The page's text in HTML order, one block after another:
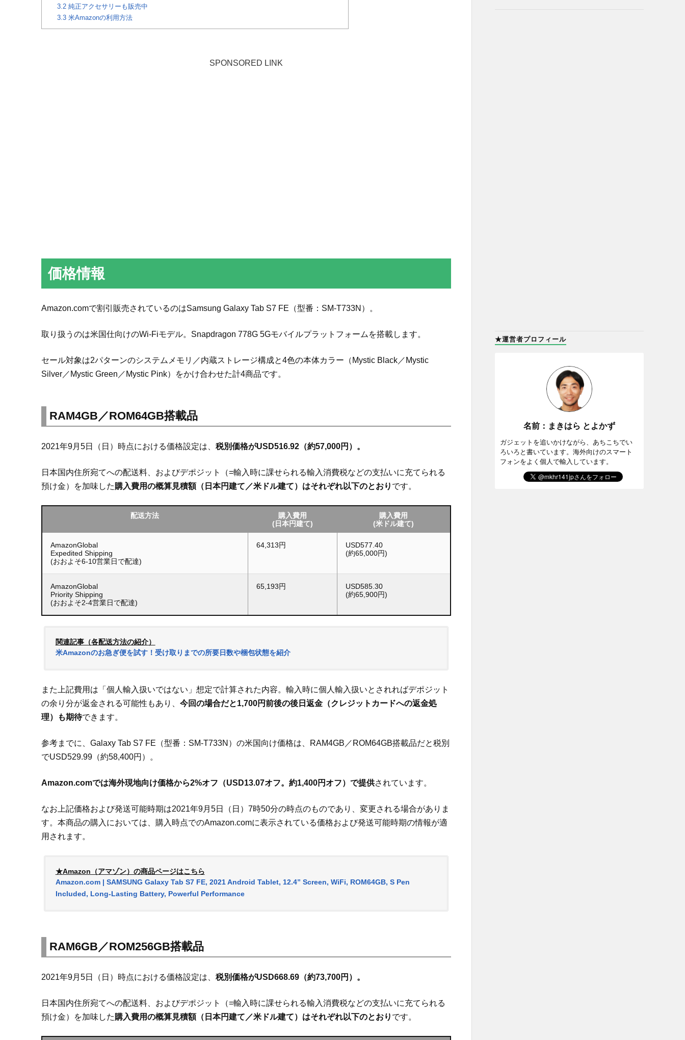
3.2純正アクセサリーも販売中
3.3米Amazonの利用方法
SPONSORED LINK
価格情報
Amazon.comで割引販売されているのはSamsung Galaxy Tab S7 FE（型番：SM-T733N）。
取り扱うのは米国仕向けのWi-Fiモデル。Snapdragon 778G 5Gモバイルプラットフォームを搭載します。
セール対象は2パターンのシステムメモリ／内蔵ストレージ構成と4色の本体カラー（Mystic Black／Mystic
Silver／Mystic Green／Mystic Pink）をかけ合わせた計4商品です。
RAM4GB／ROM64GB搭載品
2021年9月5日（日）時点における価格設定は、 税別価格がUSD516.92（約57,000円）。
日本国内住所宛てへの配送料、およびデポジット（=輸入時に課せられる輸入消費税などの支払いに充てられる
預け金）を加味した購入費用の概算見積額（日本円建て／米ドル建て）はそれぞれ以下のとおり です。
配送方法
購入費用
(日本円建て)
購入費用
(米ドル建て)
AmazonGlobal
Expedited Shipping
(おおよそ6-10営業日で配達)
64,313円
USD577.40
(約65,000円)
AmazonGlobal
Priority Shipping
(おおよそ2-4営業日で配達)
65,193円
USD585.30
(約65,900円)
関連記事（各配送方法の紹介）
米Amazonのお急ぎ便を試す！受け取りまでの所要日数や梱包状態を紹介
また上記費用は「個人輸入扱いではない」想定で計算された内容。輸入時に個人輸入扱いとされればデポジット
の余り分が返金される可能性もあり、 今回の場合だと1,700円前後の後日返金（クレジットカードへの返金処
理）も期待できます。
参考までに、Galaxy Tab S7 FE（型番：SM-T733N）の米国向け価格は、RAM4GB／ROM64GB搭載品だと税別
でUSD529.99（約58,400円）。
Amazon.comでは海外現地向け価格から2%オフ（USD13.07オフ。約1,400円オフ）で提供されています。
なお上記価格および発送可能時期は2021年9月5日（日）7時50分の時点のものであり、変更される場合がありま
す。本商品の購入においては、購入時点でのAmazon.comに表示されている価格および発送可能時期の情報が適
用されます。
★Amazon（アマゾン）の商品ページはこちら
Amazon.com | SAMSUNG Galaxy Tab S7 FE, 2021 Android Tablet, 12.4” Screen, WiFi, ROM64GB, S Pen
Included, Long-Lasting Battery, Powerful Performance
RAM6GB／ROM256GB搭載品
2021年9月5日（日）時点における価格設定は、 税別価格がUSD668.69（約73,700円）。
日本国内住所宛てへの配送料、およびデポジット（=輸入時に課せられる輸入消費税などの支払いに充てられる
預け金）を加味した購入費用の概算見積額（日本円建て／米ドル建て）はそれぞれ以下のとおり です。
★運営者プロフィール
名前：まきはら とよかず
ガジェットを追いかけながら、あちこちでい
ろいろと書いています。海外向けのスマート
フォンをよく個人で輸入しています。